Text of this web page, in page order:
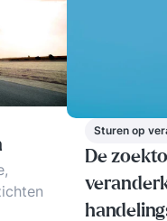
Sturen op
De